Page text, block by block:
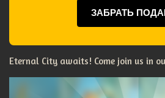
ЗАБРАТЬ
Eternal City awaits! Come join us in